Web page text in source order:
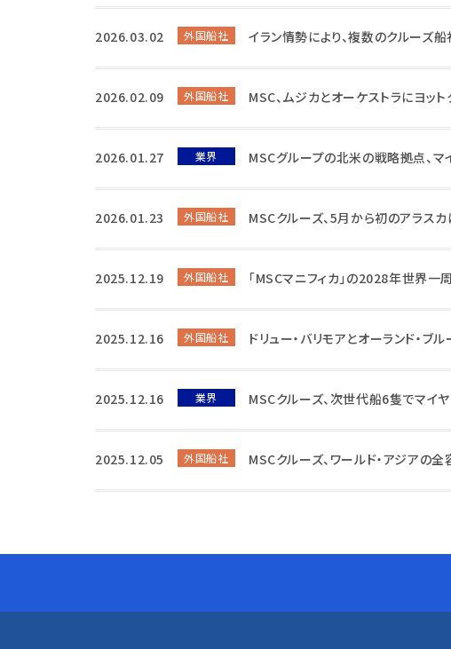
2026.03.02 外国船社 イラン情勢により、複数のクルーズ
2026.02.09 外国船社 MSC、ムジカとオーケストラにヨッ
2026.01.27 業界 MSCグループの北米の戦略拠点、マ
2026.01.23 外国船社 MSCクルーズ、5月から初のアラス
2025.12.19 外国船社 「MSCマニフィカ」の2028年世界一
2025.12.16 外国船社 ドリュー・バリモアとオーランド・ブ
2025.12.16 業界 MSCクルーズ、次世代船6隻でマイ
2025.12.05 外国船社 MSCクルーズ、ワールド・アジアの